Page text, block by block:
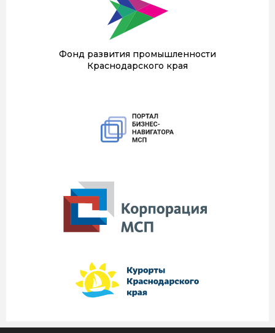
Фонд развития промышленности
Краснодарского края